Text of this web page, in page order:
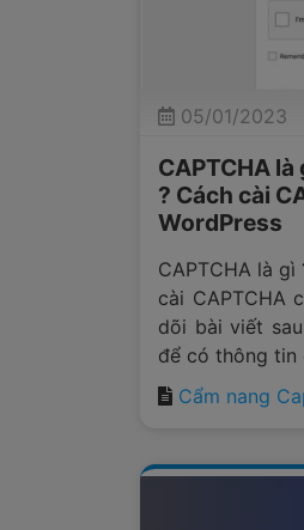
05/01/2023
CAPTCHA là
? Cách cài
WordPress
CAPTCHA là gì
cài CAPTCHA
dõi bài viết
để có thông tin
Cẩm nang